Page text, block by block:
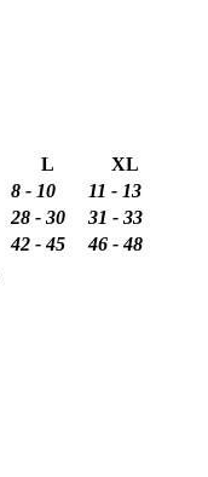
L XL
8 - 10
11 - 13
28 - 30
31 - 33
42 - 45 46 - 48